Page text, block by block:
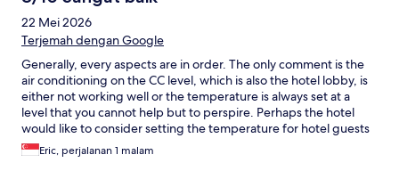
22 Mei 2026
Terjemah dengan Google
Generally, every aspects are in order. The only comment is the
air conditioning on the CC level, which is also the hotel lobby, is
either not working well or the temperature is always set at a
level that you cannot help but to perspire. Perhaps the hotel
would like to consider setting the temperature for hotel guests
to wait for their pick up without perspiring through their
clothing.
Eric, perjalanan 1 malam